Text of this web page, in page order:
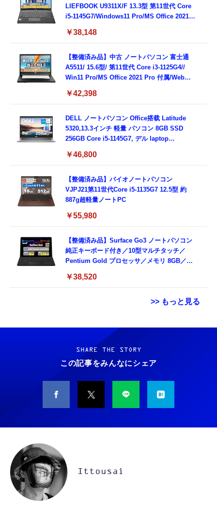
LIEFBOOK U9311X/F 13.3型 第11世代 Core
i5-1145G7/Windows11 Pro/MS Office 2021搭
Type-C/360度回転対応/有線静音マウス付
8GB,SSD256GB)
￥38,148
【整備済み品】中古 ノートパソコン 富士通
A5511/ 15.6型/ 第11世代 Core i3-1125G4//
Win11 Pro/MS Office 2021 Pro 付属/Webカ
3.0)/ 有線静音マウス付属/ 180日保証（メモリ
￥42,398
DELL ノートパソコン Office搭载 Latitude
5320,13.3インチ 軽量 パソコン 8GB SSD
256GB Core i5-1145G7, デル laptop
ド付き (整備済み品)
￥46,800
【整備済み品】バイオノートパソコン
VJPJ21第11世代Core i5-1135G7 12.5型 約
887g超軽量ノートPC
￥55,980
【整備済み品】Surface Go3 ノートパソコン
純正キーボード付き／10型マルチタッチ／
Pentium Gold プロセッサ／メモリ 8GB／
Bluetooth5.0／USB-C／1080p顔認証カメラ
￥38,520
>> もっと見る
Grithope イヤホン タイプC【2026新モデル
耐久性】 有線イヤホン マイク付き HiFi音質
ノイズ低減 重低音 遅延なし
￥949
タイプc 寝ホンイヤホン 寝ホン type-c 有線
睡眠用イヤホン 【音質強化バージョン
￥2,199
MFi認証 【ハイレゾ音質】 内蔵DAC 遅延な
し 48ビット/96KHz 音量調節対応
霊界コミュニケーションロボット BAKETAN
WARASHI ばけたん ワラシ 改 KAI
￥5,400
M10SR AIペット（コミュニケーションロボッ
ト）
ット）
￥53,900
SHARE THE STORY
この記事をみんなにシェア
Ittousai